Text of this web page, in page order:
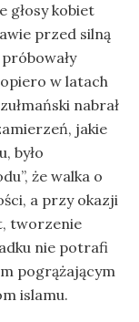
głosy kobiet
przed silną
w latach
nabrał
jakie
było
że walka o
a przy okazji
tworzenie
nie potrafi
pogrążającym
islamu.